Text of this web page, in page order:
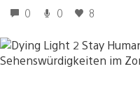
0 0 8